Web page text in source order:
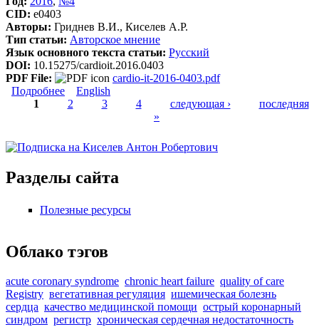
CID: e0403
Авторы: Гриднев В.И., Киселев А.Р.
Тип статьи: Авторское мнение
Язык основного текста статьи: Русский
DOI: 10.15275/cardioit.2016.0403
PDF File:
cardio-it-2016-0403.pdf
Подробнее о Аудит качества медицинской помощи больным
артериальной гипертензией, ишемической
болезнью сердца, хронической сердечной
синдромом: принципы организации, алгоритм
проведения
English
1 2 3 4 следующая ›
последняя
»
Разделы сайта
Полезные ресурсы
Облако тэгов
acute coronary syndrome chronic heart failure quality of care
Registry вегетативная регуляция ишемическая болезнь
сердца качество медицинской помощи острый коронарный
синдром регистр хроническая сердечная недостаточность